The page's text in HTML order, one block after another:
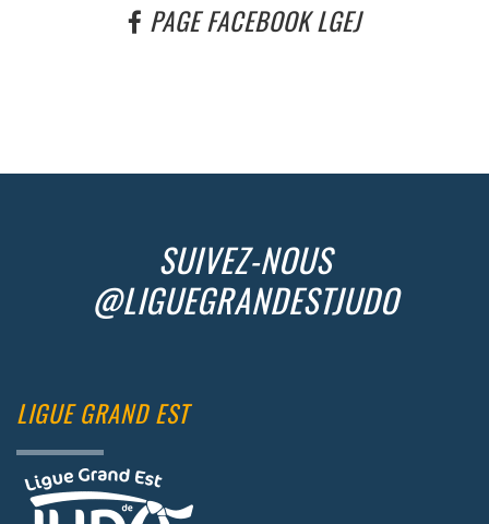
PAGE FACEBOOK LGEJ
SUIVEZ-NOUS
@LIGUEGRANDESTJUDO
LIGUE GRAND EST